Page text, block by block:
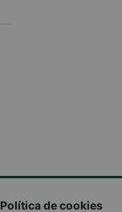
Política de cookies